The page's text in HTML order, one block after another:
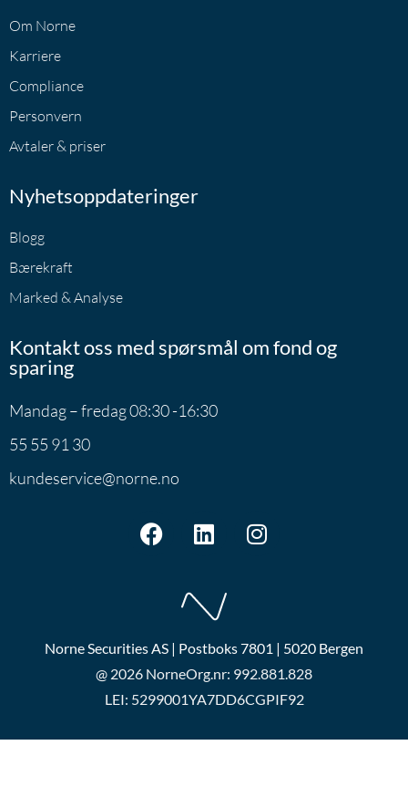
Om Norne
Karriere
Compliance
Personvern
Avtaler & priser
Nyhetsoppdateringer
Blogg
Bærekraft
Marked & Analyse
Kontakt oss med spørsmål om fond og
sparing
Mandag – fredag 08:30 -16:30
55 55 91 30
kundeservice@norne.no
Norne Securities AS | Postboks 7801 | 5020 Bergen
@ 2026 NorneOrg.nr: 992.881.828
LEI: 5299001YA7DD6CGPIF92